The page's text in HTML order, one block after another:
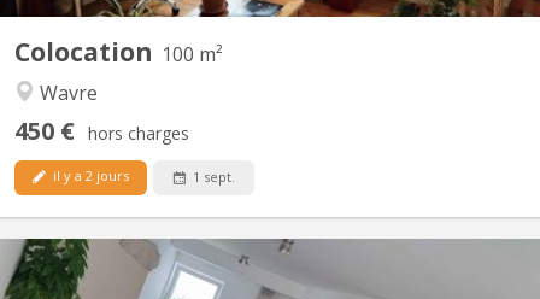
Colocation 100 m²
Wavre
450 € hors charges
il y a 2 jours 1 sept.